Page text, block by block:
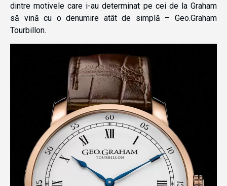
dintre motivele care i-au determinat pe cei de la Graham
să vină cu o denumire atât de simplă – Geo.Graham
Tourbillon.